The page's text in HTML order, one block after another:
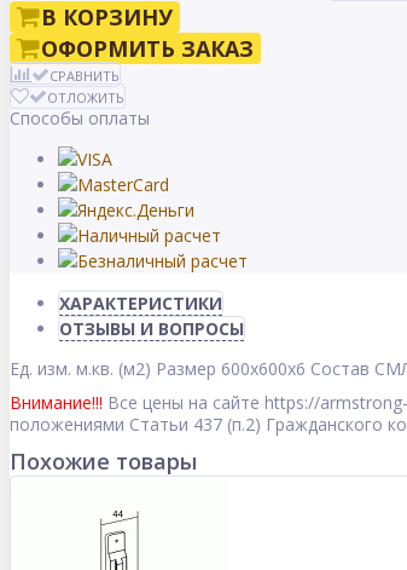
В КОРЗИНУ
ОФОРМИТЬ ЗАКАЗ
СРАВНИТЬ
ОТЛОЖИТЬ
Способы оплаты
ХАРАКТЕРИСТИКИ
ОТЗЫВЫ И ВОПРОСЫ
Ед. изм. м.кв. (м2) Размер 600x600x6 Состав
Внимание!!! Все цены на сайте https://
положениями Статьи 437 (п.2) Гражданского
Похожие товары